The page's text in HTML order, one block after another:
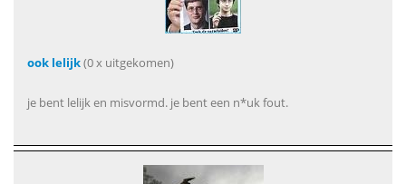
ook lelijk(0 x uitgekomen)
je bent lelijk en misvormd. je bent een n*uk fout.